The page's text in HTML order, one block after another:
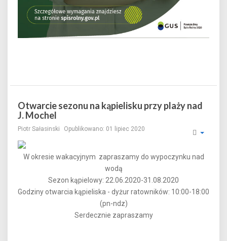
Otwarcie sezonu na kąpielisku przy plaży nad
J. Mochel
Piotr Sałasinski Opublikowano: 01 lipiec 2020
W okresie wakacyjnym zapraszamy do wypoczynku nad
wodą
Sezon kąpielowy: 22.06.2020-31.08.2020
Godziny otwarcia kąpieliska - dyżur ratowników: 10:00-18:00
(pn-ndz)
Serdecznie zapraszamy